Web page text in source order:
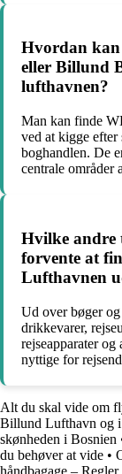
Hvordan
eller Billund
lufthavnen?
Man kan finde
ved at kigge
boghandlen. De
centrale områder
Hvilke andre
forvente at
Lufthavnen
Ud over bøger
drikkevarer,
rejseapparater
nyttige for
Alt du skal vide om
Billund Lufthavn og
skønheden i Bosnien
du behøver at vide •
håndbagage –